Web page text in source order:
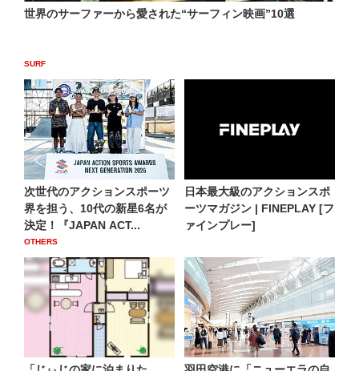
世界のサーファーから愛された“サーフィン映画”10選
SURF
次世代のアクションスポーツ
界を担う、10代の新星6名が
決定！『JAPAN ACT...
OTHERS
日本最大級のアクションスポ
ーツマガジン | FINEPLAY [フ
ァインプレー]